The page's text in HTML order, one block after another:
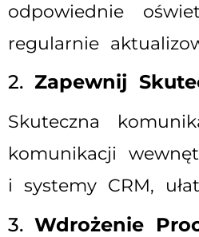
odpowiednie
regularnie
2. Zapewnij
Skuteczna
komunikacji
i systemy CRM,
3. Wdrożenie